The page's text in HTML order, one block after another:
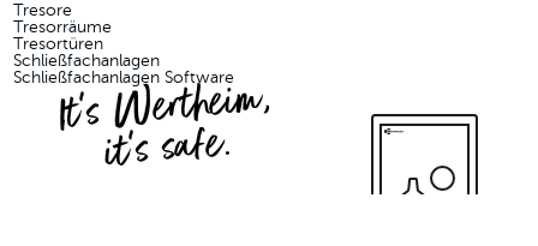
Tresore
Tresorräume
Tresortüren
Schließfachanlagen
Schließfachanlagen Software
It's Wertheim,
it's safe.